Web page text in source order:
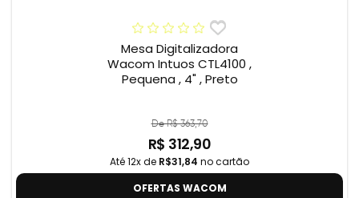
Mesa Digitalizadora
Wacom Intuos CTL4100 ,
Pequena , 4" , Preto
De R$ 363,70
R$ 312,90
Até 12x de R$31,84 no cartão
OFERTAS WACOM